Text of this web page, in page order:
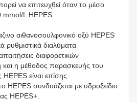
να επιτευχθεί όταν το μέσο
mmol/L HEPES.
αιθανοσουλφονικό οξύ HEPES
ρυθμιστικά διαλύματα
διαφορετικών
η μέθοδος παρασκευής του
είναι επίσης
HEPES συνδυάζεται με υδροξείδιο
HEPES+.